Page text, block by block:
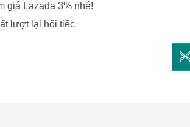
giá Lazada 3% nhé!
lượt lại hối tiếc